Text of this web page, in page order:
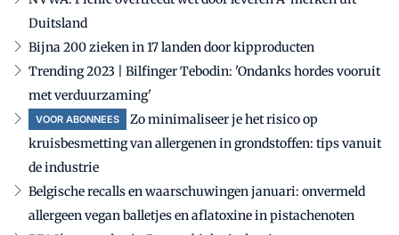
Duitsland
Bijna 200 zieken in 17 landen door kipproducten
Trending 2023 | Bilfinger Tebodin: 'Ondanks hordes vooruit
met verduurzaming'
VOOR ABONNEES
Zo minimaliseer je het risico op
kruisbesmetting van allergenen in grondstoffen: tips vanuit
de industrie
Belgische recalls en waarschuwingen januari: onvermeld
allergeen vegan balletjes en aflatoxine in pistachenoten